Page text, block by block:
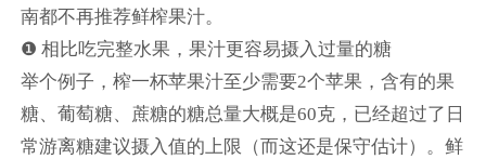
南都不再推荐鲜榨果汁。
❶ 相比吃完整水果，果汁更容易摄入过量的糖
举个例子，榨一杯苹果汁至少需要2个苹果，含有的果
糖、葡萄糖、蔗糖的糖总量大概是60克，已经超过了日
常游离糖建议摄入值的上限（而这还是保守估计）。鲜